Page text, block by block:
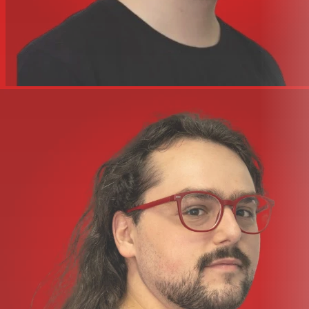
acoustiquement transparentMontageDoubles
douilles pour poteaux de 36 mm
12x points de suspension M10Dimensions (L x L x